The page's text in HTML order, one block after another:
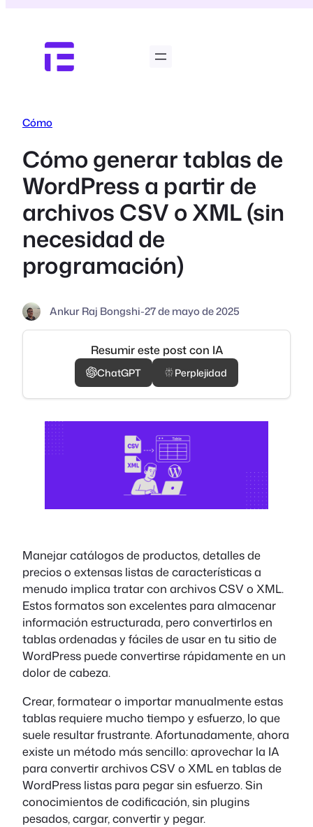
contenido
Cómo
Cómo generar tablas de
WordPress a partir de
archivos CSV o XML (sin
necesidad de
programación)
Ankur Raj Bongshi-27 de mayo de 2025
Resumir este post con IA
ChatGPT Perplejidad
Manejar catálogos de productos, detalles de
precios o extensas listas de características a
menudo implica tratar con archivos CSV o XML.
Estos formatos son excelentes para almacenar
información estructurada, pero convertirlos en
tablas ordenadas y fáciles de usar en tu sitio de
WordPress puede convertirse rápidamente en un
dolor de cabeza.
Crear, formatear o importar manualmente estas
tablas requiere mucho tiempo y esfuerzo, lo que
suele resultar frustrante. Afortunadamente, ahora
existe un método más sencillo: aprovechar la IA
para convertir archivos CSV o XML en tablas de
WordPress listas para pegar sin esfuerzo. Sin
conocimientos de codificación, sin plugins
pesados, cargar, convertir y pegar.